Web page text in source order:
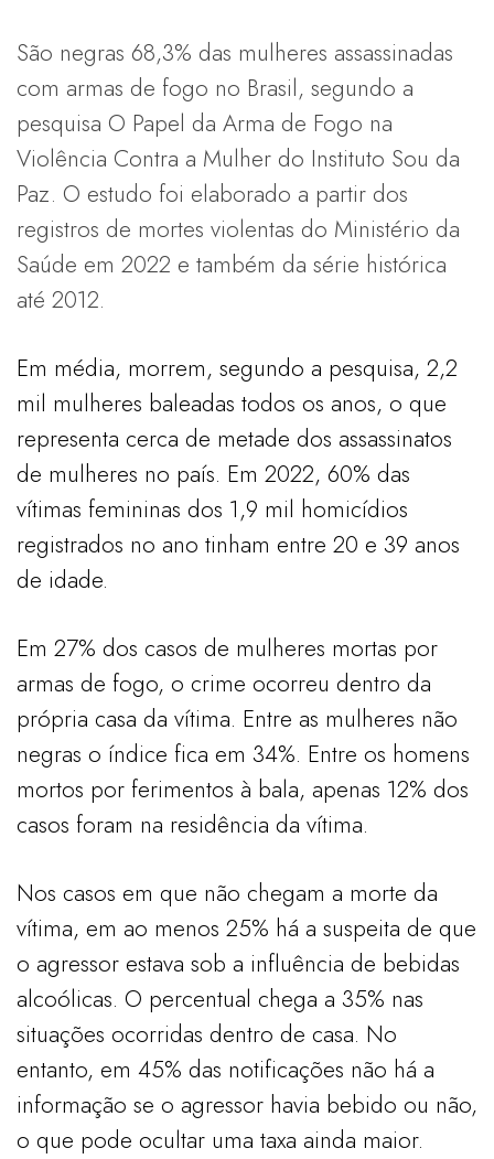
São negras 68,3% das mulheres assassinadas
com armas de fogo no Brasil, segundo a
pesquisa O Papel da Arma de Fogo na
Violência Contra a Mulher do Instituto Sou da
Paz. O estudo foi elaborado a partir dos
registros de mortes violentas do Ministério da
Saúde em 2022 e também da série histórica
até 2012.
Em média, morrem, segundo a pesquisa, 2,2
mil mulheres baleadas todos os anos, o que
representa cerca de metade dos assassinatos
de mulheres no país. Em 2022, 60% das
vítimas femininas dos 1,9 mil homicídios
registrados no ano tinham entre 20 e 39 anos
de idade.
Em 27% dos casos de mulheres mortas por
armas de fogo, o crime ocorreu dentro da
própria casa da vítima. Entre as mulheres não
negras o índice fica em 34%. Entre os homens
mortos por ferimentos à bala, apenas 12% dos
casos foram na residência da vítima.
Nos casos em que não chegam a morte da
vítima, em ao menos 25% há a suspeita de que
o agressor estava sob a influência de bebidas
alcoólicas. O percentual chega a 35% nas
situações ocorridas dentro de casa. No
entanto, em 45% das notificações não há a
informação se o agressor havia bebido ou não,
o que pode ocultar uma taxa ainda maior.